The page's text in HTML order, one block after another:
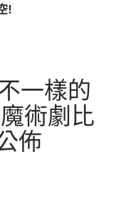
!
一樣的
術劇比
佈